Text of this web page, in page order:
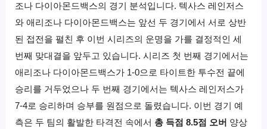
조나 다이아몬드백스의 경기 분석입니다. 텍사스 레인저스
와 애리조나 다이아몬드백스는 앞선 두 경기에서 서로 상반
된 접전을 펼친 후 이번 시리즈의 운명을 가를 결정적인 세
번째 맞대결을 앞두고 있습니다. 시리즈 첫 번째 경기에서는
애리조나 다이아몬드백스가 1-0으로 타이트한 투수전 끝에
승리를 거두었으나 두 번째 경기에서는 텍사스 레인저스가
7-4로 승리하며 승부를 원점으로 돌렸습니다. 이번 경기 예
측은 두 팀의 활발한 타격전 속에서 총 득점 8.5점 오버 양상